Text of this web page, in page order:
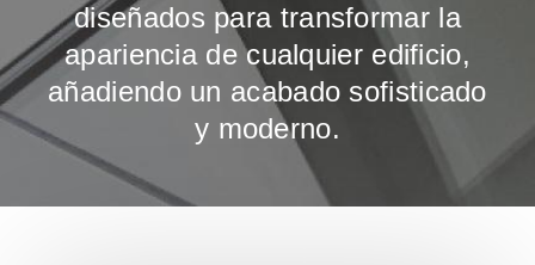
diseñados para transformar la
apariencia de cualquier edificio,
añadiendo un acabado sofisticado
y moderno.